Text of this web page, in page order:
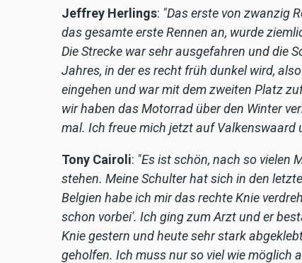
Jeffrey Herlings: "Das erste von zwanzig
das gesamte erste Rennen an, wurde
Die Strecke war sehr ausgefahren und die
Jahres, in der es recht früh dunkel wird,
eingehen und war mit dem zweiten Platz
wir haben das Motorrad über den Winter
mal. Ich freue mich jetzt auf Valkenswaard
Tony Cairoli: "Es ist schön, nach so vielen
stehen. Meine Schulter hat sich in den
Belgien habe ich mir das rechte Knie
schon vorbei'. Ich ging zum Arzt und er
Knie gestern und heute sehr stark
geholfen. Ich muss nur so viel wie möglich